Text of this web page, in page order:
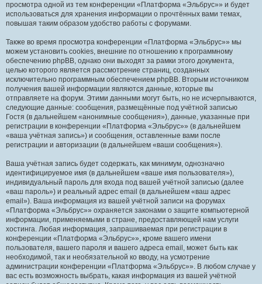
просмотра одной из тем конференции «Платформа «Эльбрус»» и будет
использоваться для хранения информации о прочтённых вами темах,
повышая таким образом удобство работы с форумами.
Также во время просмотра конференции «Платформа «Эльбрус»» мы
можем установить cookies, внешние по отношению к программному
обеспечению phpBB, однако они выходят за рамки этого документа,
целью которого является рассмотрение страниц, созданных
исключительно программным обеспечением phpBB. Вторым источником
получения вашей информации являются данные, которые вы
отправляете на форум. Этими данными могут быть, но не исчерпываются,
следующие данные: сообщения, размещённые под учётной записью
Гостя (в дальнейшем «анонимные сообщения»), данные, указанные при
регистрации в конференции «Платформа «Эльбрус»» (в дальнейшем
«ваша учётная запись») и сообщения, оставленные вами после
регистрации и авторизации (в дальнейшем «ваши сообщения»).
Ваша учётная запись будет содержать, как минимум, однозначно
идентифицируемое имя (в дальнейшем «ваше имя пользователя»),
индивидуальный пароль для входа под вашей учётной записью (далее
«ваш пароль») и реальный адрес email (в дальнейшем «ваш адрес
email»). Ваша информация из вашей учётной записи на форумах
«Платформа «Эльбрус»» охраняется законами о защите компьютерной
информации, применяемыми в стране, предоставляющей нам услуги
хостинга. Любая информация, запрашиваемая при регистрации в
конференции «Платформа «Эльбрус»», кроме вашего имени
пользователя, вашего пароля и вашего адреса email, может быть как
необходимой, так и необязательной ко вводу, на усмотрение
администрации конференции «Платформа «Эльбрус»». В любом случае у
вас есть возможность выбрать, какая информация из вашей учётной